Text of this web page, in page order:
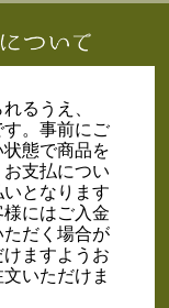
るうえ、
。事前にご
態で商品を
支払につい
となります
にはご入金
だく場合が
ますようお
いただけま